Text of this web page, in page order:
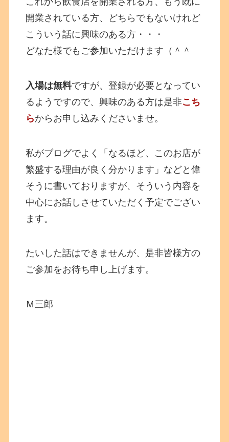
開業されている方、どちらでもないけれど
こういう話に興味のある方・・・
どなた様でもご参加いただけます（＾＾
入場は無料ですが、登録が必要となってい
るようですので、興味のある方は是非こち
らからお申し込みくださいませ。
私がブログでよく「なるほど、このお店が
繁盛する理由が良く分かります」などと偉
そうに書いておりますが、そういう内容を
中心にお話しさせていただく予定でござい
ます。
たいした話はできませんが、是非皆様方の
ご参加をお待ち申し上げます。
Ｍ三郎